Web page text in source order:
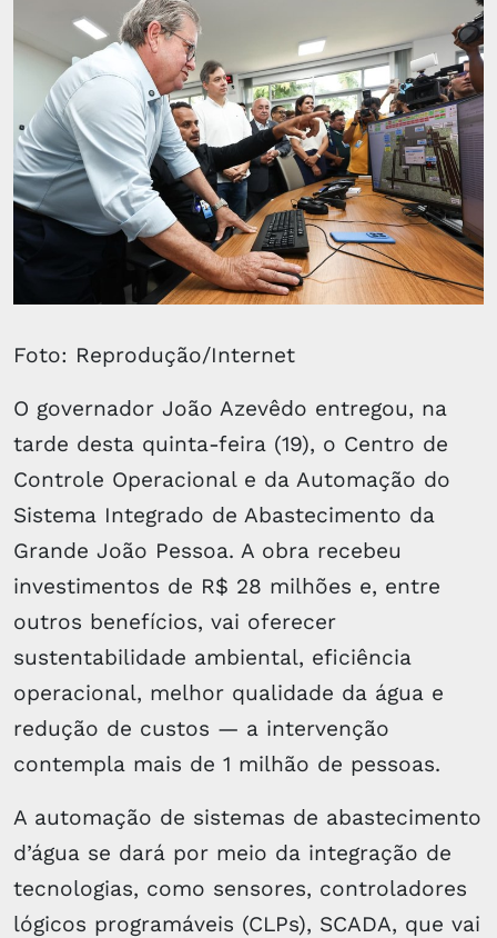
Foto: Reprodução/Internet
O governador João Azevêdo entregou, na
tarde desta quinta-feira (19), o Centro de
Controle Operacional e da Automação do
Sistema Integrado de Abastecimento da
Grande João Pessoa. A obra recebeu
investimentos de R$ 28 milhões e, entre
outros benefícios, vai oferecer
sustentabilidade ambiental, eficiência
operacional, melhor qualidade da água e
redução de custos — a intervenção
contempla mais de 1 milhão de pessoas.
A automação de sistemas de abastecimento
d’água se dará por meio da integração de
tecnologias, como sensores, controladores
lógicos programáveis (CLPs), SCADA, que vai